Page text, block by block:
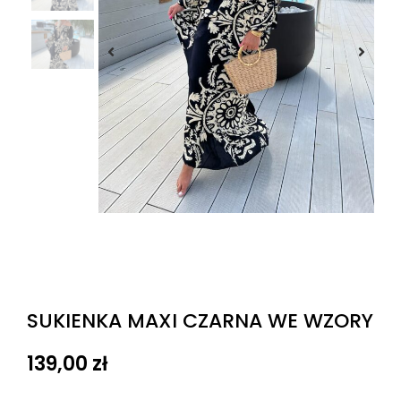
SUKIENKA MAXI CZARNA WE WZORY
139,00 zł